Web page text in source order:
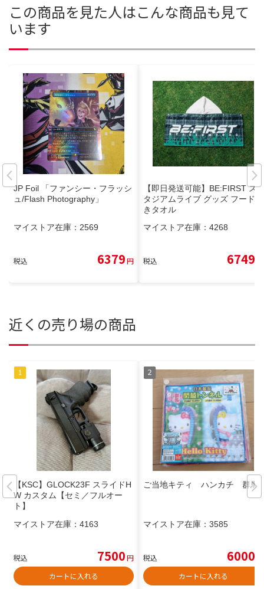
この商品を見た人はこんな商品も見て
います
JP Foil 「ファンシー・フラッシ
ュ/Flash Photography」
マイストア在庫： 2569
税込 6379円
【即日発送可能】BE:FIRST ス
タジアムライブ グッズ フード付
きタオル
マイストア在庫： 4268
税込 6749
近くの売り場の商品
【KSC】GLOCK23F スライドH
W カスタム【セミ／フルオー
ト】
マイストア在庫： 4163
税込 7500円
カートに入れる
ご当地キティ ハンカチ 群馬
マイストア在庫： 3585
税込 6000
カートに入れる